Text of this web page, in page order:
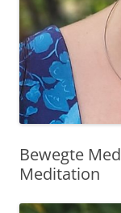
Bewegte
Meditation